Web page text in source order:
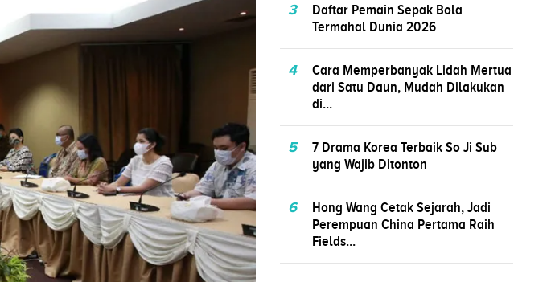
3
Daftar Pemain Sepak Bola
Termahal Dunia 2026
4
Cara Memperbanyak Lidah Mertua
dari Satu Daun, Mudah Dilakukan
di...
5
7 Drama Korea Terbaik So Ji Sub
yang Wajib Ditonton
6
Hong Wang Cetak Sejarah, Jadi
Perempuan China Pertama Raih
Fields...